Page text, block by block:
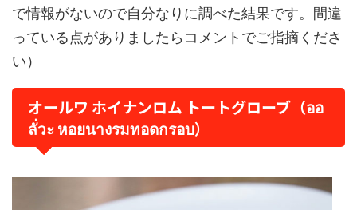
で情報がないので自分なりに調べた結果です。間違
っている点がありましたらコメントでご指摘くださ
い）
オールワ ホイナンロム トートグローブ（ออ
ลั่วะ หอยนางรมทอดกรอบ）